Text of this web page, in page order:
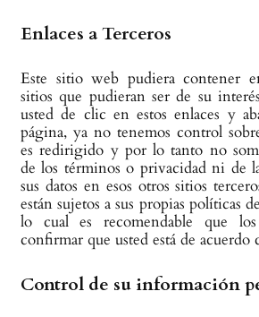
Enlaces a Terceros
Este sitio web pudiera contener
sitios que pudieran ser de su
usted de clic en estos enlaces y
página, ya no tenemos control
es redirigido y por lo tanto no
de los términos o privacidad ni de
sus datos en esos otros sitios
están sujetos a sus propias políticas
lo cual es recomendable que
confirmar que usted está de acuerdo
Control de su información